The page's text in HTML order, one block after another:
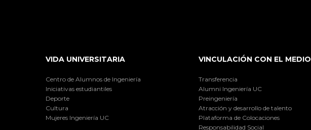
VIDA UNIVERSITARIA
Centro de Alumnos de Ingeniería
Iniciativas estudiantiles
Deporte
Cultura
Mujeres Ingeniería UC
VINCULACIÓN CON EL MEDIO
Transferencia
Alumni Ingeniería UC
Preingeniería
Atracción y desarrollo de talento
Plataforma de Colocaciones
Responsabilidad Social